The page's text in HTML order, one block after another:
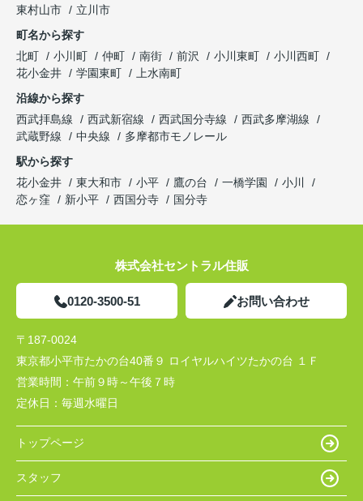
東村山市
立川市
町名から探す
北町
小川町 仲町 南街 前沢 小川東町
小川西町
花小金井
学園東町
上水南町
沿線から探す
西武拝島線
西武新宿線 西武国分寺線
西武多摩湖線
武蔵野線
中央線
多摩都市モノレール
駅から探す
花小金井
東大和市 小平 鷹の台 一橋学園
小川
恋ヶ窪
新小平 西国分寺 国分寺
株式会社セントラル住販
0120-3500-51 お問い合わせ
〒187-0024
東京都小平市たかの台40番９ ロイヤルハイツたかの台 １Ｆ
営業時間： 午前９時～午後７時
定休日： 毎週水曜日
トップページ
スタッフ